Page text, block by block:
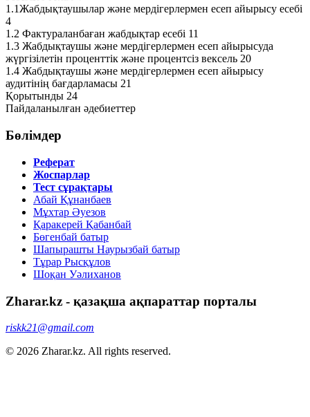
1.1Жабдықтаушылар және мердігерлермен есеп айырысу есебі
4
1.2 Фактураланбаған жабдықтар есебі 11
1.3 Жабдықтаушы және мердігерлермен есеп айырысуда
жүргізілетін проценттік және процентсіз вексель 20
1.4 Жабдықтаушы және мердігерлермен есеп айырысу
аудитінің бағдарламасы 21
Қорытынды 24
Пайдаланылған әдебиеттер
Бөлімдер
Реферат
Жоспарлар
Тест сұрақтары
Абай Құнанбаев
Мұхтар Әуезов
Қаракерей Қабанбай
Бөгенбай батыр
Шапырашты Наурызбай батыр
Тұрар Рысқұлов
Шоқан Уәлиханов
Zharar.kz - қазақша ақпараттар порталы
riskk21@gmail.com
© 2026 Zharar.kz. All rights reserved.